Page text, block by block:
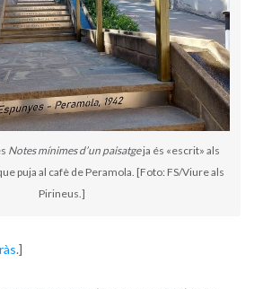
Notes mínimes d’un paisatgeja és «escrit» als
puja al cafè de Peramola. [Foto: FS/Viure als
Pirineus.]
.]